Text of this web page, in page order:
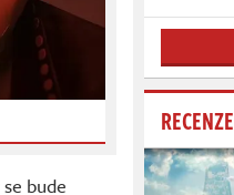
bude
RECENZE